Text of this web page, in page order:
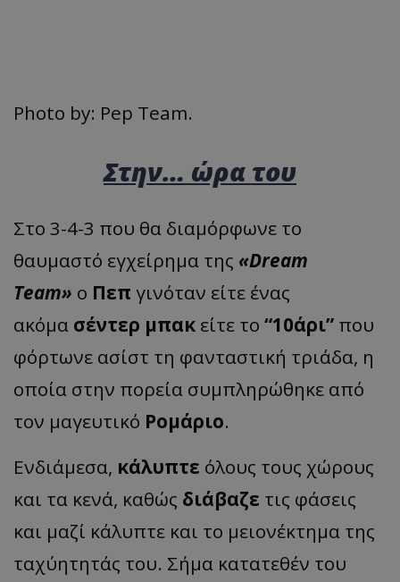
Photo by: Pep Team.
Στην… ώρα του
Στο 3-4-3 που θα διαμόρφωνε το
θαυμαστό εγχείρημα της «Dream
Team» o Πεπ γινόταν είτε ένας
ακόμα σέντερ μπακ είτε το “10άρι” που
φόρτωνε ασίστ τη φανταστική τριάδα, η
οποία στην πορεία συμπληρώθηκε από
τον μαγευτικό Ρομάριο.
Ενδιάμεσα, κάλυπτε όλους τους χώρους
και τα κενά, καθώς διάβαζε τις φάσεις
και μαζί κάλυπτε και το μειονέκτημα της
ταχύητητάς του. Σήμα κατατεθέν του